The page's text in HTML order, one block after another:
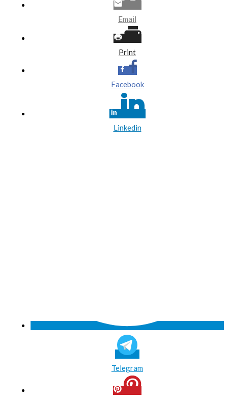
Email
Print
Facebook
Linkedin
Telegram